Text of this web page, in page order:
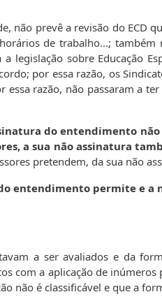
não prevê a revisão do ECD
de trabalho...;
a legislação sobre Educação
por essa razão, os
essa razão, não passaram a
do entendimento
a sua não assinatura
pretendem, da sua não
entendimento permite e a
a ser avaliados e da
com a aplicação de
não é classificável e que a